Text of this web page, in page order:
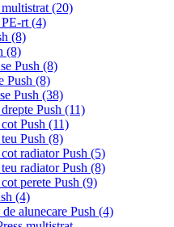
(20)
rt (4)
(8)
(8)
Push (8)
Push (8)
Push (38)
Push (11)
Push (11)
Push (8)
radiator Push (5)
radiator Push (8)
perete Push (9)
(4)
alunecare Push (4)